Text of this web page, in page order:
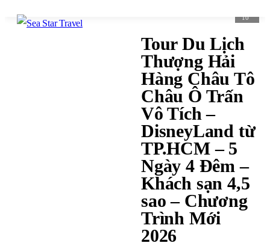
10
Tour Du Lịch
Thượng Hải
Hàng Châu Tô
Châu Ô Trấn
Vô Tích –
DisneyLand từ
TP.HCM – 5
Ngày 4 Đêm –
Khách sạn 4,5
sao – Chương
Trình Mới
2026